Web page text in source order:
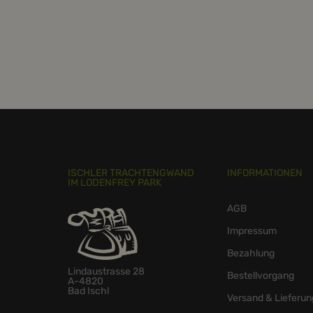
ISCHLER TRACHTENGWAND
IM LODENFREY PARK
Lindaustrasse 28
A-4820
Bad Ischl
INFORMATIONEN
AGB
Impressum
Bezahlung
Bestellvorgang
Versand &